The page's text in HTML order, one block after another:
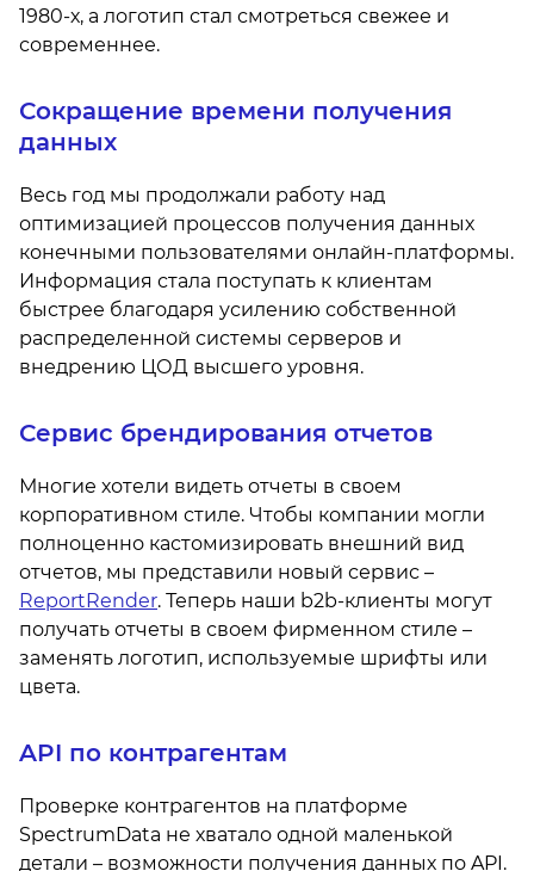
1980-х, а логотип стал смотреться свежее и
современнее.
Сокращение времени получения
данных
Весь год мы продолжали работу над
оптимизацией процессов получения данных
конечными пользователями онлайн-платформы.
Информация стала поступать к клиентам
быстрее благодаря усилению собственной
распределенной системы серверов и
внедрению ЦОД высшего уровня.
Сервис брендирования отчетов
Многие хотели видеть отчеты в своем
корпоративном стиле. Чтобы компании могли
полноценно кастомизировать внешний вид
отчетов, мы представили новый сервис –
ReportRender. Теперь наши b2b-клиенты могут
получать отчеты в своем фирменном стиле –
заменять логотип, используемые шрифты или
цвета.
API по контрагентам
Проверке контрагентов на платформе
SpectrumData не хватало одной маленькой
детали – возможности получения данных по API.